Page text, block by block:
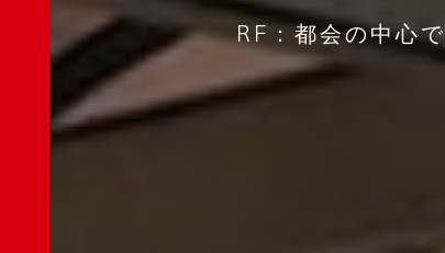
RF：都会の中心で